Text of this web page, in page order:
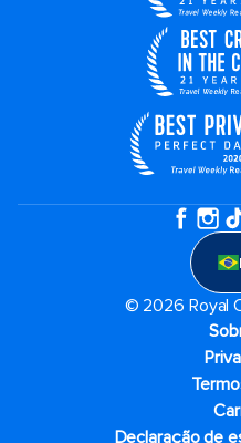
© 2026 Royal
Declaração de